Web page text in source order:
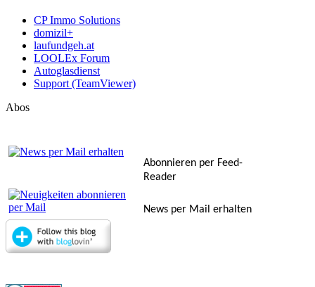
CP Immo Solutions
domizil+
laufundgeh.at
LOOLEx Forum
Autoglasdienst
Support (TeamViewer)
Abos
Abonnieren per Feed-
Reader
News per Mail erhalten